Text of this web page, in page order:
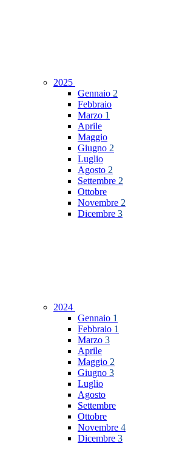
2025
Gennaio 2
Febbraio
Marzo 1
Aprile
Maggio
Giugno 2
Luglio
Agosto 2
Settembre 2
Ottobre
Novembre 2
Dicembre 3
2024
Gennaio 1
Febbraio 1
Marzo 3
Aprile
Maggio 2
Giugno 3
Luglio
Agosto
Settembre
Ottobre
Novembre 4
Dicembre 3